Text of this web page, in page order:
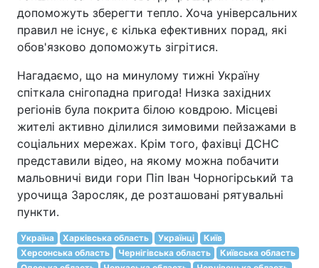
допоможуть зберегти тепло. Хоча універсальних
правил не існує, є кілька ефективних порад, які
обов'язково допоможуть зігрітися.
Нагадаємо, що на минулому тижні Україну
спіткала снігопадна пригода! Низка західних
регіонів була покрита білою ковдрою. Місцеві
жителі активно ділилися зимовими пейзажами в
соціальних мережах. Крім того, фахівці ДСНС
представили відео, на якому можна побачити
мальовничі види гори Піп Іван Чорногірський та
урочища Заросляк, де розташовані рятувальні
пункти.
Україна Харківська область Українці
Київ
Херсонська область
Чернігівська область
Київська область